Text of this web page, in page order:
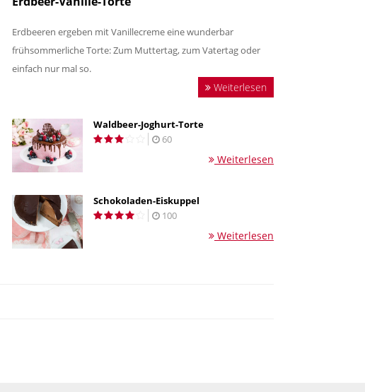
Erdbeeren ergeben mit Vanillecreme eine wunderbar
frühsommerliche Torte: Zum Muttertag, zum Vatertag oder
einfach nur mal so.
Weiterlesen
Waldbeer-Joghurt-Torte
60
Weiterlesen
Schokoladen-Eiskuppel
100
Weiterlesen